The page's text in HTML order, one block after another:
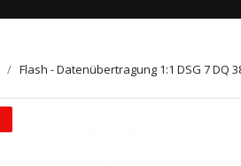
Flash - Datenübertragung 1:1 DSG 7 DQ